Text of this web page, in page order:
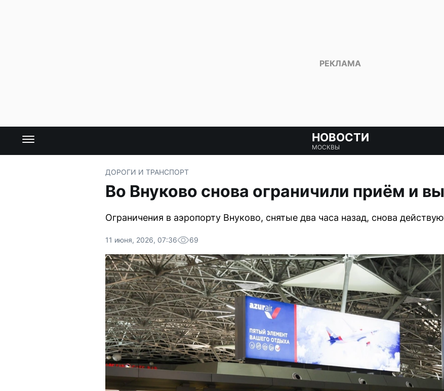
НОВОСТИ
МОСКВЫ
ДОРОГИ И ТРАНСПОРТ
Во Внуково снова ограничили приём и
Ограничения в аэропорту Внуково, снятые два часа назад, снова
11 июня, 2026, 07:36 69